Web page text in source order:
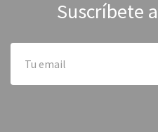
Suscríbete